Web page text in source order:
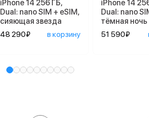
iPhone 14 256 ГБ,
Dual: nano SIM + eSIM,
сияющая звезда
48 290₽
в корзину
iPhone 14
Dual: nano
тёмная ночь
51 590₽